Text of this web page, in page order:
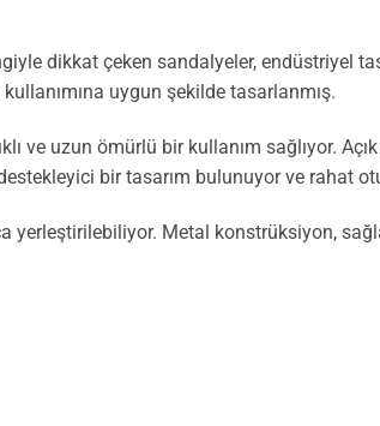
dikkat çeken sandalyeler, endüstriyel
uygun şekilde tasarlanmış.
ve uzun ömürlü bir kullanım sağlıyor.
bir tasarım bulunuyor ve rahat
Metal konstrüksiyon,